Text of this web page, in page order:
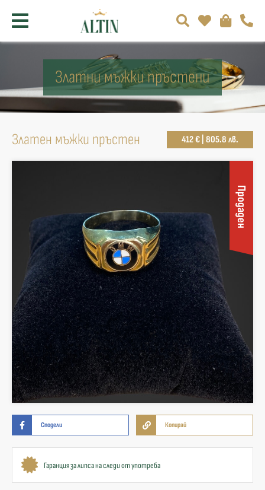
Златни мъжки пръстени
Златен мъжки пръстен 412 € | 805.8 лв.
Продаден
Сподели Копирай
Гаранция за липса на следи от употреба